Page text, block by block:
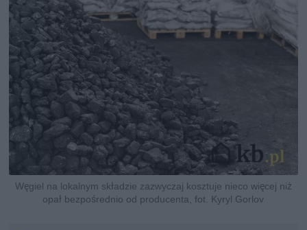
Węgiel na lokalnym składzie zazwyczaj kosztuje nieco więcej niż
opał bezpośrednio od producenta, fot. Kyryl Gorlov